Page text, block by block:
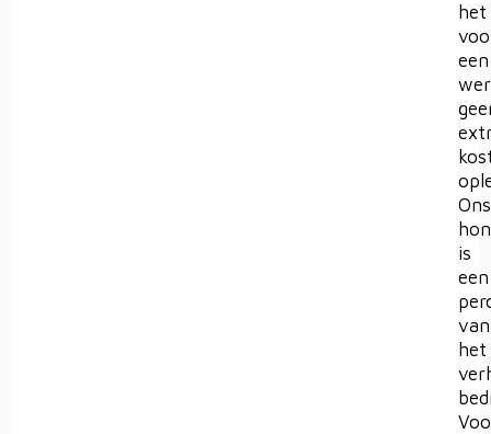
het
een
Ons
is
een
van
het